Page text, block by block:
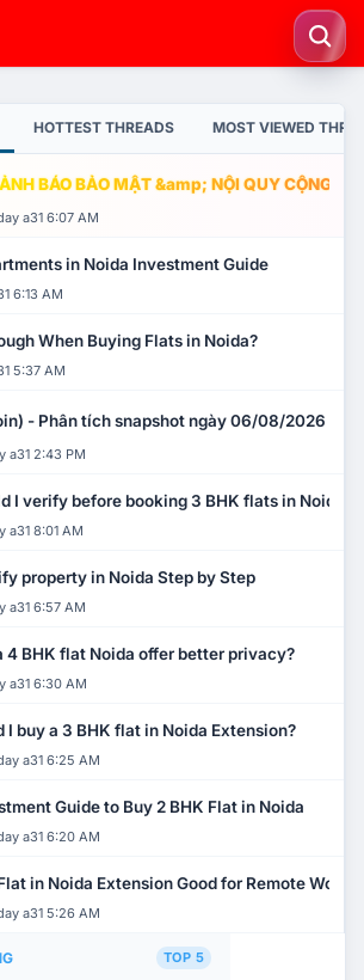
HOTTEST THREADS MOST VIEWED
BÁO BẢO MẬT &amp; NỘI QUY CỘNG
a31 6:07 AM
in Noida Investment Guide
6:13 AM
When Buying Flats in Noida?
5:37 AM
- Phân tích snapshot ngày 06/08/2026
a31 2:43 PM
I verify before booking 3 BHK flats in Noida?
a31 8:01 AM
property in Noida Step by Step
a31 6:57 AM
4 BHK flat Noida offer better privacy?
a31 6:30 AM
I buy a 3 BHK flat in Noida Extension?
a31 6:25 AM
Guide to Buy 2 BHK Flat in Noida
a31 6:20 AM
in Noida Extension Good for Remote Work?
a31 5:26 AM
TOP 5